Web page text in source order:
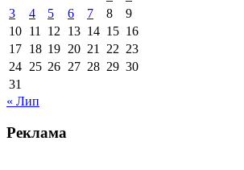
3
4 5 6 7 8
9
10 11 12 13 14 15 16
17 18 19 20 21 22 23
24 25 26 27 28 29 30
31
« Лип
Реклама